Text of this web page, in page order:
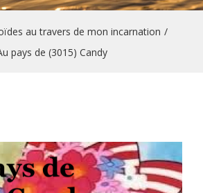
au travers de mon incarnation /
pays de (3015) Candy